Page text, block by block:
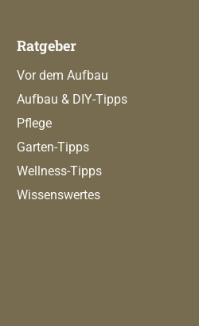
Ratgeber
Vor dem Aufbau
Aufbau & DIY-Tipps
Pflege
Garten-Tipps
Wellness-Tipps
Wissenswertes